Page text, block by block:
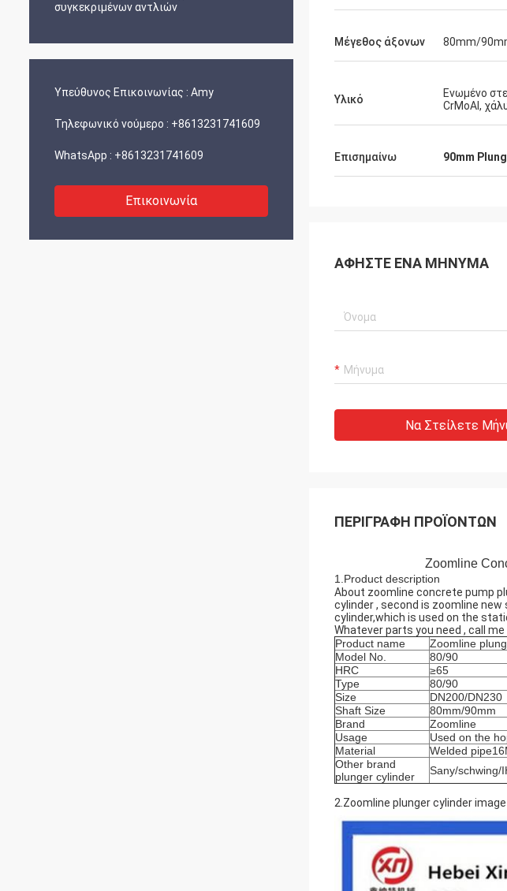
συγκεκριμένων αντλιών
Υπεύθυνος Επικοινωνίας : Amy
Τηλεφωνικό νούμερο : +8613231741609
WhatsApp : +8613231741609
Επικοινωνία
Μέγεθος άξονων 80mm/
Υλικό
Ενωμένο
CrMoAl,
Επισημαίνω 90mm
ΑΦΉΣΤΕ ΈΝΑ ΜΉΝΥΜΑ
Να Στείλετε
ΠΕΡΙΓΡΑΦΉ ΠΡΟΪΌΝΤΩΝ
Zoomline
1.Product description
About zoomline concrete pump
cylinder , second is zoomline
cylinder,which is used on the
Whatever parts you need , call me
Product name
Zoomline
Model No.
80/90
HRC
≥65
Type
80/90
Size
DN200/DN230
Shaft Size
80mm/90mm
Brand
Zoomline
Usage
Used on the
Material
Welded
Other brand
plunger cylinder
Sany/schwing/
2.Zoomline plunger cylinder image